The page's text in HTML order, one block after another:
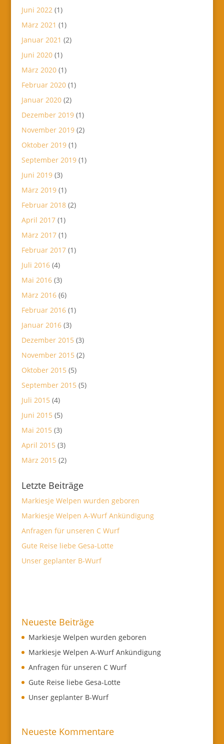
Juni 2022(1)
März 2021 (1)
Januar 2021 (2)
Juni 2020(1)
März 2020(1)
Februar 2020(1)
Januar 2020(2)
Dezember 2019(1)
November 2019(2)
Oktober 2019(1)
September 2019(1)
Juni 2019(3)
März 2019(1)
Februar 2018(2)
April 2017(1)
März 2017(1)
Februar 2017(1)
Juli 2016(4)
Mai 2016(3)
März 2016(6)
Februar 2016(1)
Januar 2016(3)
Dezember 2015 (3)
November 2015 (2)
Oktober 2015 (5)
September 2015 (5)
Juli 2015 (4)
Juni 2015 (5)
Mai 2015 (3)
April 2015 (3)
März 2015 (2)
Letzte Beiträge
Markiesje Welpen wurden geboren
Markiesje Welpen A-Wurf Ankündigung
Anfragen für unseren C Wurf
Gute Reise liebe Gesa-Lotte
Unser geplanter B-Wurf
Neueste Beiträge
Markiesje Welpen wurden geboren
Markiesje Welpen A-Wurf Ankündigung
Anfragen für unseren C Wurf
Gute Reise liebe Gesa-Lotte
Unser geplanter B-Wurf
Neueste Kommentare